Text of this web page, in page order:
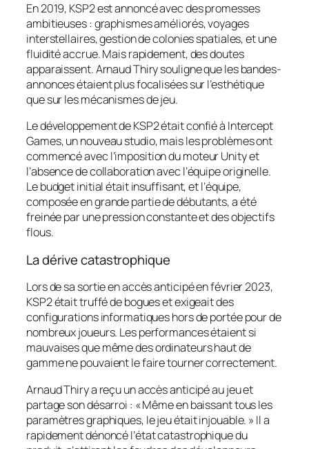
En 2019, KSP2 est annoncé avec des promesses
ambitieuses : graphismes améliorés, voyages
interstellaires, gestion de colonies spatiales, et une
fluidité accrue. Mais rapidement, des doutes
apparaissent. Arnaud Thiry souligne que les bandes-
annonces étaient plus focalisées sur l’esthétique
que sur les mécanismes de jeu.
Le développement de KSP2 était confié à Intercept
Games, un nouveau studio, mais les problèmes ont
commencé avec l’imposition du moteur Unity et
l’absence de collaboration avec l’équipe originelle.
Le budget initial était insuffisant, et l’équipe,
composée en grande partie de débutants, a été
freinée par une pression constante et des objectifs
flous.
La dérive catastrophique
Lors de sa sortie en accès anticipé en février 2023,
KSP2 était truffé de bogues et exigeait des
configurations informatiques hors de portée pour de
nombreux joueurs. Les performances étaient si
mauvaises que même des ordinateurs haut de
gamme ne pouvaient le faire tourner correctement.
Arnaud Thiry a reçu un accès anticipé au jeu et
partage son désarroi : « Même en baissant tous les
paramètres graphiques, le jeu était injouable. » Il a
rapidement dénoncé l’état catastrophique du